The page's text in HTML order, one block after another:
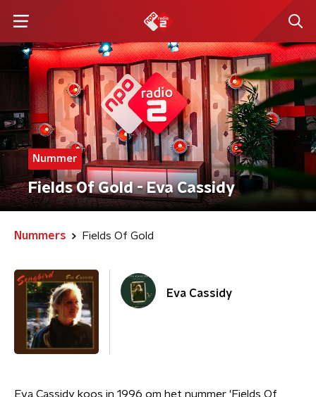
Nummer
Fields Of Gold - Eva Cassidy
Nummers Fields Of Gold
Eva Cassidy
Eva Cassidy koos in 1996 om het nummer 'Fields Of